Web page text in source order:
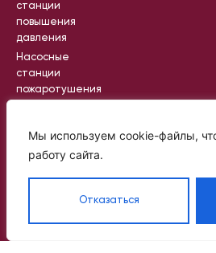
Мы используем cookie-файлы,
работу сайта.
Отказаться
станции
повышения
давления
Насосные
станции
пожаротушения
станции
Вся информация на сайте носит